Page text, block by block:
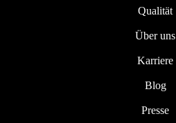
Qualität
Über uns
Karriere
Blog
Presse